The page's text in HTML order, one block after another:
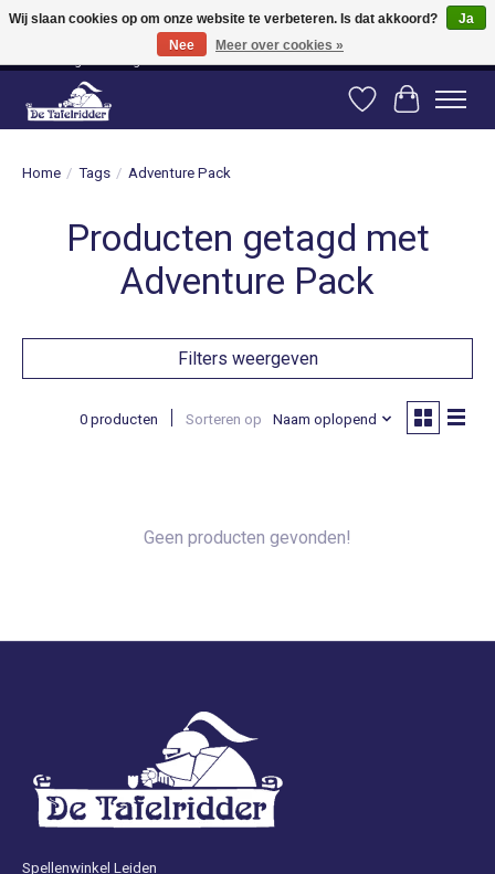
Vanaf 80 euro gratis verzending binnen Nederland! Vanaf 100 euro gratis
verzending naar België en Duitsland!
Verlanglijst
Home / Tags / Adventure Pack
Producten getagd met
Adventure Pack
Filters weergeven
0 producten Sorteren op Naam oplopend
Geen producten gevonden!
Spellenwinkel Leiden
Wij slaan cookies op om onze website te verbeteren. Is dat akkoord?
Ja
Nee
Meer over cookies »